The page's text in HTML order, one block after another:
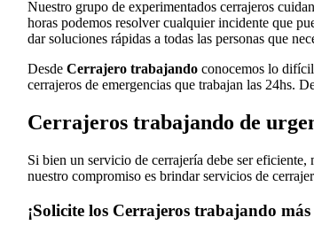
Nuestro grupo de experimentados cerrajeros
horas podemos resolver cualquier incidente que
dar soluciones rápidas a todas las personas que
DesdeCerrajero trabajandoconocemos lo difícil
cerrajeros de emergencias que trabajan las 24hs.
Cerrajeros trabajando de
Si bien un servicio de cerrajería debe ser
nuestro compromiso es brindar servicios de
¡Solicite los Cerrajeros trabajando